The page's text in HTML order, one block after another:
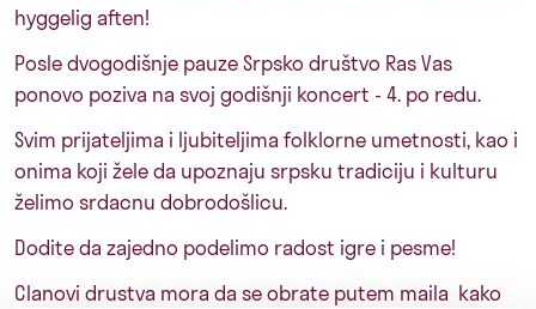
hyggelig aften!
Posle dvogodišnje pauze Srpsko društvo Ras Vas
ponovo poziva na svoj godišnji koncert - 4. po redu.
Svim prijateljima i ljubiteljima folklorne umetnosti, kao i
onima koji žele da upoznaju srpsku tradiciju i kulturu
želimo srdacnu dobrodošlicu.
Dodite da zajedno podelimo radost igre i pesme!
Clanovi drustva mora da se obrate putem maila kako